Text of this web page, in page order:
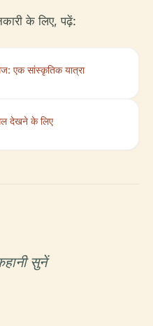
के लिए, पढ़ें:
एक सांस्कृतिक यात्रा
देखने के लिए
सुनें